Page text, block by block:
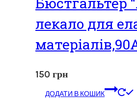
лекало для
150 грн
ДОДАТИ В КОШИК